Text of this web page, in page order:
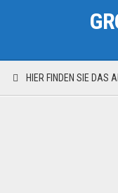
Fahrzeuge &
HIER FINDEN SIE DAS